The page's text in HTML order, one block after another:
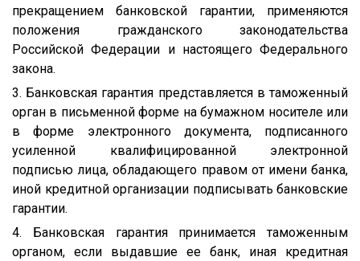
прекращением банковской гарантии, применяются
положения гражданского законодательства
Российской Федерации и настоящего Федерального
закона.
3. Банковская гарантия представляется в таможенный
орган в письменной форме на бумажном носителе или
в форме электронного документа, подписанного
усиленной квалифицированной электронной
подписью лица, обладающего правом от имени банка,
иной кредитной организации подписывать банковские
гарантии.
4. Банковская гарантия принимается таможенным
органом, если выдавшие ее банк, иная кредитная